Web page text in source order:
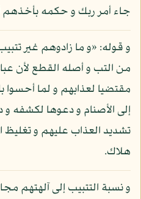
جاء أمر ربك و حكمه بأخذهم
و قوله: «و ما زادوهم غير
من التب و أصله القطع لأن
مقتضيا لعذابهم و لما أحسوا
إلى الأصنام و دعوها لكشفه و
تشديد العذاب عليهم و
هلاك.
و نسبة التتبيب إلى آلهتهم